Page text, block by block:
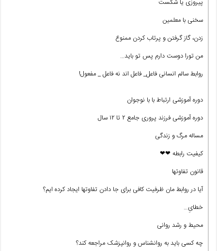
پیروزی یا شکست
سخنی با معلمین
زدن، گاز گرفتن و پرتاب کردن ممنوع
من تورا دوست دارم پس تو باید…
روابط سالم انسانی فاعل_ فاعل اند نه فاعل _ مفعول!
دوره آموزشی ارتباط با با نوجوان
دوره آموزشی فرزند پروری جامع ۲ تا ۱۲ سال
مساله مرگ و زندگی
کیفیت رابطه ❤❤
قانون تفاوتها
آیا در روابط مان ظرفیت کافی برای جا دادن تفاوتها ایجاد کرده ایم؟
خطایِ…
محیط و رشد روانی
چه کسی باید به روانشناس و روانپزشک مراجعه کند؟